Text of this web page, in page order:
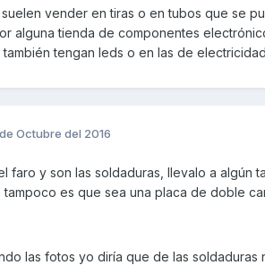
vender en tiras o en tubos que se
alguna tienda de componentes
tengan leds o en las de
Octubre del 2016
faro y son las soldaduras, llevalo a
tampoco es que sea una placa de doble
las fotos yo diría que de las soldaduras